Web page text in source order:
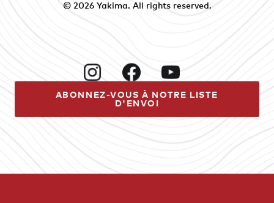
© 2026 Yakima. All rights reserved.
InstagramFacebook
ABONNEZ-VOUS À NOTRE LISTE
D'ENVOI